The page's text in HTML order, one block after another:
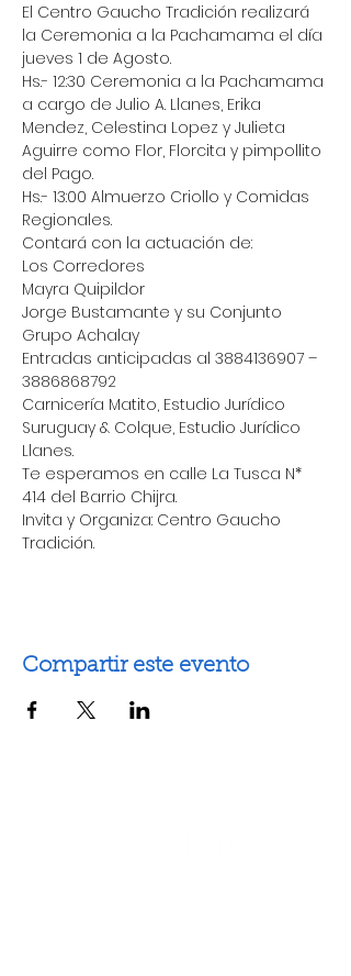
El Centro Gaucho Tradición realizará
la Ceremonia a la Pachamama el día
jueves 1 de Agosto.
Hs.- 12:30 Ceremonia a la Pachamama
a cargo de Julio A. Llanes, Erika
Mendez, Celestina Lopez y Julieta
Aguirre como Flor, Florcita y pimpollito
del Pago.
Hs.- 13:00 Almuerzo Criollo y Comidas
Regionales.
Contará con la actuación de:
Los Corredores
Mayra Quipildor
Jorge Bustamante y su Conjunto
Grupo Achalay
Entradas anticipadas al 3884136907 –
3886868792
Carnicería Matito, Estudio Jurídico
Suruguay & Colque, Estudio Jurídico
Llanes.
Te esperamos en calle La Tusca N*
414 del Barrio Chijra.
Invita y Organiza: Centro Gaucho
Tradición.
Compartir este evento